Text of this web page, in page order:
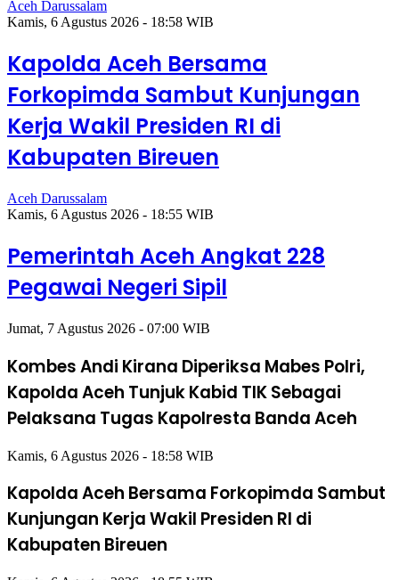
Aceh Darussalam
Kamis, 6 Agustus 2026 - 18:58 WIB
Kapolda Aceh Bersama
Forkopimda Sambut Kunjungan
Kerja Wakil Presiden RI di
Kabupaten Bireuen
Aceh Darussalam
Kamis, 6 Agustus 2026 - 18:55 WIB
Pemerintah Aceh Angkat 228
Pegawai Negeri Sipil
Jumat, 7 Agustus 2026 - 07:00 WIB
Kombes Andi Kirana Diperiksa Mabes Polri,
Kapolda Aceh Tunjuk Kabid TIK Sebagai
Pelaksana Tugas Kapolresta Banda Aceh
Kamis, 6 Agustus 2026 - 18:58 WIB
Kapolda Aceh Bersama Forkopimda Sambut
Kunjungan Kerja Wakil Presiden RI di
Kabupaten Bireuen